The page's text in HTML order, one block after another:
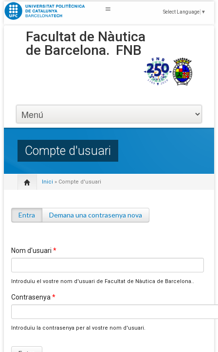
Select Language ▼
Facultat de Nàutica
de Barcelona. FNB
Compte d'usuari
Inici » Compte d'usuari
Pestanyes primàries
Entra (pestanya activa)
Demana una contrasenya nova
Nom d'usuari *
Introduïu el vostre nom d'usuari de Facultat de Nàutica de Barcelona..
Contrasenya*
Introduïu la contrasenya per al vostre nom d'usuari.